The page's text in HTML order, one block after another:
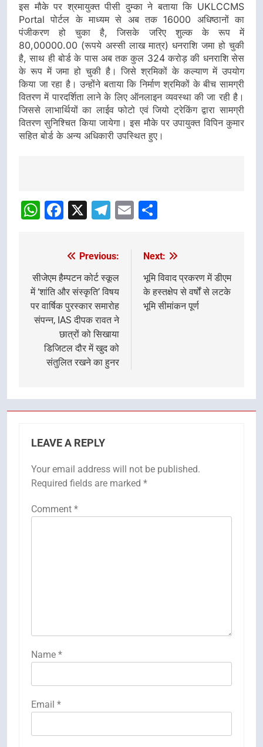
इस मौके पर श्रमायुक्त पीसी दुम्का ने बताया कि UKLCCMS
Portal पोर्टल के माध्यम से अब तक 16000 अधिष्ठानों का
पंजीकरण हो चुका है, जिसके जरिए शुल्क के रूप में
80,00000.00 (रूपये अस्सी लाख मात्र) धनराशि जमा हो चुकी
है, साथ ही बोर्ड के पास अब तक कुल 324 करोड़ की धनराशि सेस
के रूप में जमा हो चुकी है। जिसे श्रमिकों के कल्याण में उपयोग
किया जा रहा है। उन्होंने बताया कि निर्माण श्रमिकों के बीच सामग्री
वितरण में पारदर्शिता लाने के लिए ऑनलाइन व्यवस्था की जा रही है।
जिससे लाभार्थियों का लाईव फोटो एवं जियो ट्रेकिंग द्वारा सामग्री
वितरण सुनिश्चित किया जायेगा। इस मौके पर उपायुक्त विपिन कुमार
सहित बोर्ड के अन्य अधिकारी उपस्थित हुए।
navigation
WhatsApp
Facebook
X Telegram
Email
navigation
Previous:
सीजेएम हैम्पटन कोर्ट स्कूल
में ‘शांति और संस्कृति’ विषय
पर वार्षिक पुरस्कार समारोह
संपन्न, IAS दीपक रावत ने
छात्रों को सिखाया
डिजिटल दौर में खुद को
संतुलित रखने का हुनर
Next:
भूमि विवाद प्रकरण में डीएम
के हस्तक्षेप से वर्षों से लटके
भूमि सीमांकन पूर्ण
LEAVE A REPLY
Your email address will not be published.
Required fields are marked *
Comment *
Name *
Email *